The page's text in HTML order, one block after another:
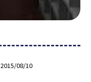
2015/08/10